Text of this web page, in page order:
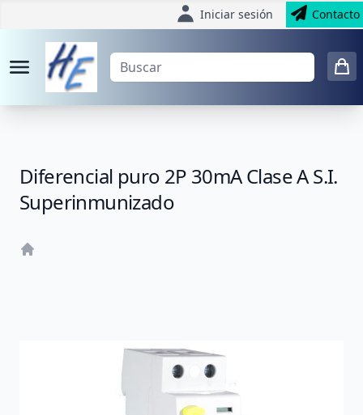
Iniciar sesión Contacto
Diferencial puro 2P 30mA Clase A S.I.
Superinmunizado